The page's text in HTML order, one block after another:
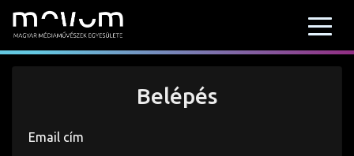
Belépés
Email cím